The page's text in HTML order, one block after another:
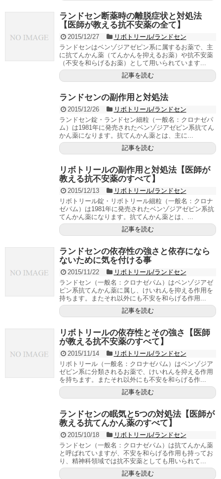
ランドセン断薬時の離脱症状と対処法
【医師が教える抗不安薬の全て】
2015/12/27
リボトリール/ランドセン
ランドセンはベンゾジアゼピン系に属するお薬で、主
に抗てんかん薬（てんかんを抑えるお薬）や抗不安薬
（不安を和らげるお薬）として用いられています...
記事を読む
ランドセンの副作用と対処法
2015/12/26
リボトリール/ランドセン
ランドセン錠・ランドセン細粒（一般名：クロナゼパ
ム）は1981年に発売されたベンゾジアゼピン系抗てん
かん薬になります。抗てんかん薬とは、主に...
記事を読む
リボトリールの副作用と対処法【医師が
教える抗不安薬のすべて】
2015/12/13
リボトリール/ランドセン
リボトリール錠・リボトリール細粒（一般名：クロナ
ゼパム）は1981年に発売されたベンゾジアゼピン系抗
てんかん薬になります。抗てんかん薬とは、...
記事を読む
ランドセンの依存性の強さと依存になら
ないために気を付ける事
2015/11/22
リボトリール/ランドセン
ランドセン（一般名：クロナゼパム）はベンゾジアゼ
ピン系抗てんかん薬に属し、けいれんを抑える作用を
持ちます。またそれ以外にも不安を和らげる作用...
記事を読む
リボトリールの依存性とその強さ【医師
が教える抗不安薬のすべて】
2015/11/14
リボトリール/ランドセン
リボトリール（一般名：クロナゼパム）はベンゾジア
ゼピン系に分類されるお薬で、けいれんを抑える作用
を持ちます。またそれ以外にも不安を和らげる作...
記事を読む
ランドセンの眠気と5つの対処法【医師が
教える抗てんかん薬のすべて】
2015/10/18
リボトリール/ランドセン
ランドセン（一般名：クロナゼパム）は抗てんかん薬
と呼ばれていますが、不安を和らげる作用も持ってお
り、精神科領域では抗不安薬としても用いられて...
記事を読む